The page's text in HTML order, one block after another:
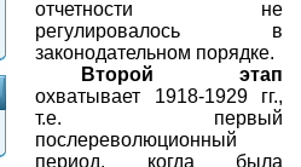
отчетности не
регулировалось в
законодательном порядке.
Второй этап
охватывает 1918-1929 гг.,
т.е. первый
послереволюционный
период, когда была